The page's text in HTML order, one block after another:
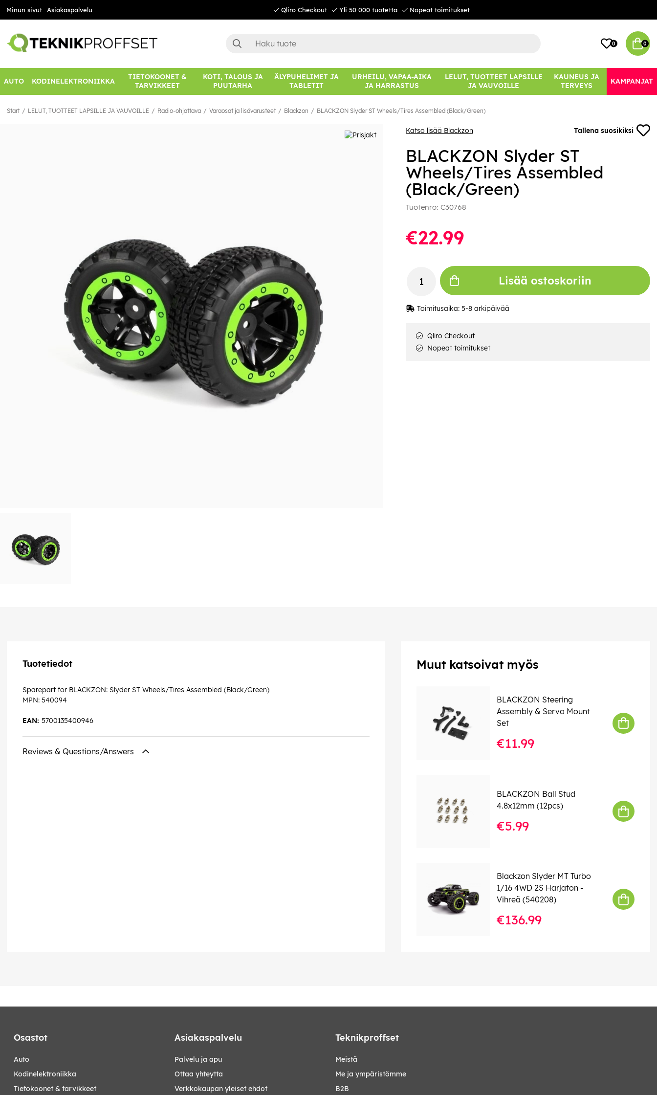
Minun sivut Asiakaspalvelu Qliro Checkout Yli 50 000 tuotetta Nopeat toimitukset
0 0
AUTO KODINELEKTRONIIKKA
TIETOKOONET &
TARVIKKEET
KOTI, TALOUS JA
PUUTARHA
ÄLYPUHELIMET JA
TABLETIT
URHEILU, VAPAA-AIKA
JA HARRASTUS
LELUT, TUOTTEET LAPSILLE
JA VAUVOILLE
KAUNEUS JA
TERVEYS
KAMPANJAT
Start LELUT, TUOTTEET LAPSILLE JA VAUVOILLE Radio-ohjattava Varaosat ja lisävarusteet Blackzon BLACKZON Slyder ST Wheels/Tires Assembled (Black/Green)
Katso lisää Blackzon Tallena suosikiksi
BLACKZON Slyder ST
Wheels/Tires Assembled
(Black/Green)
Tuotenro: C30768
€22.99
Lisää ostoskoriin
Toimitusaika: 5-8 arkipäivää
Qliro Checkout
Nopeat toimitukset
Tuotetiedot
Sparepart for BLACKZON: Slyder ST Wheels/Tires Assembled (Black/Green)
MPN: 540094
5700135400946
EAN:
Reviews & Questions/Answers
Muut katsoivat myös
BLACKZON Steering
Assembly & Servo Mount
Set
€11.99
BLACKZON Ball Stud
4.8x12mm (12pcs)
€5.99
Blackzon Slyder MT Turbo
1/16 4WD 2S Harjaton -
Vihreä (540208)
€136.99
Osastot
auto
kodinelektroniikka
tietokoonet & tarvikkeet
Asiakaspalvelu
Palvelu ja apu
Ottaa yhteytta
Verkkokaupan yleiset ehdot
Teknikproffset
Meistä
Me ja ympäristömme
B2B